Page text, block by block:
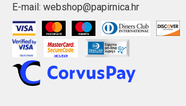
E-mail: webshop@papirnica.hr